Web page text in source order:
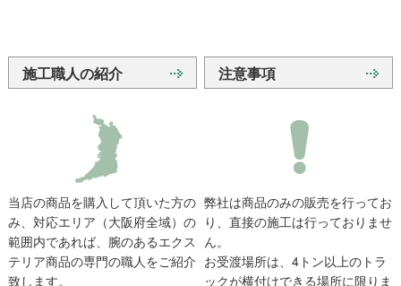
施工職人の紹介
当店の商品を購入して頂いた方の
み、対応エリア（大阪府全域）の
範囲内であれば、腕のあるエクス
テリア商品の専門の職人をご紹介
致します。
注意事項
弊社は商品のみの販売を行ってお
り、直接の施工は行っておりませ
ん。
お受渡場所は、4トン以上のトラ
ックが横付けできる場所に限りま